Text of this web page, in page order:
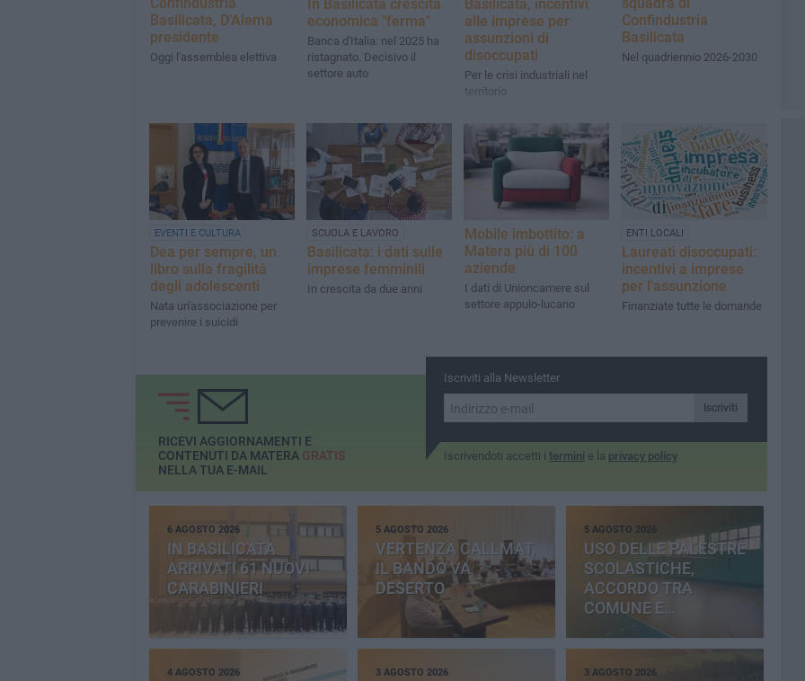
Basilicata, D'Alema
presidente
Oggi l'assemblea elettiva
In Basilicata crescita
economica "ferma"
Banca d'Italia: nel 2025 ha
ristagnato. Decisivo il
settore auto
Basilicata, incentivi
alle imprese per
assunzioni di
disoccupati
Per le crisi industriali nel
territorio
Confindustria
Basilicata
Nel quadriennio 2026-2030
EVENTI E CULTURA
Dea per sempre, un
libro sulla fragilità
degli adolescenti
Nata un'associazione per
prevenire i suicidi
SCUOLA E LAVORO
Basilicata: i dati sulle
imprese femminili
In crescita da due anni
Mobile imbottito: a
Matera più di 100
aziende
I dati di Unioncamere sul
settore appulo-lucano
ENTI LOCALI
Laureati disoccupati:
incentivi a imprese
per l'assunzione
Finanziate tutte le domande
Iscriviti alla Newsletter
Iscriviti
Iscrivendoti accetti i termini e la privacy policy
RICEVI AGGIORNAMENTI E
CONTENUTI DA MATERA GRATIS
NELLA TUA E-MAIL
6 AGOSTO 2026
IN BASILICATA
ARRIVATI 61 NUOVI
CARABINIERI
5 AGOSTO 2026
VERTENZA CALLMAT,
IL BANDO VA
DESERTO
5 AGOSTO 2026
USO DELLE PALESTRE
SCOLASTICHE,
ACCORDO TRA
COMUNE E
PROVINCIA
4 AGOSTO 2026 3 AGOSTO 2026 3 AGOSTO 2026